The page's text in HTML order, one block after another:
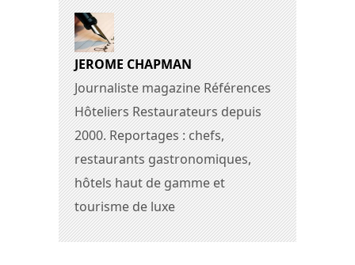
JEROME CHAPMAN
Journaliste magazine Références
Hôteliers Restaurateurs depuis
2000. Reportages : chefs,
restaurants gastronomiques,
hôtels haut de gamme et
tourisme de luxe